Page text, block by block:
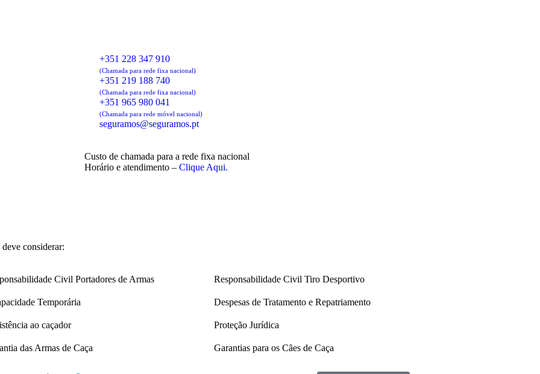
+351 228 347 910
(Chamada para rede fixa nacional)
+351 219 188 740
(Chamada para rede fixa nacional)
+351 965 980 041
(Chamada para rede móvel nacional)
seguramos@seguramos.pt
Custo de chamada para a rede fixa nacional
Horário e atendimento – Clique Aqui.
considerar:
Civil Portadores de Armas Responsabilidade Civil Tiro Desportivo
Temporária Despesas de Tratamento e Repatriamento
ao caçador Proteção Jurídica
das Armas de Caça Garantias para os Cães de Caça